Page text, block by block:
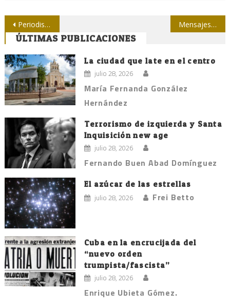
Navegación
de
entradas
Periodistas de fiesta en Mayabeque Mensajes a Obama
ÚLTIMAS PUBLICACIONES
La ciudad que late en el centro
julio 28, 2026
María Fernanda González
Hernández
Terrorismo de izquierda y Santa
Inquisición new age
julio 28, 2026
Fernando Buen Abad Domínguez
El azúcar de las estrellas
julio 28, 2026 Frei Betto
Cuba en la encrucijada del
“nuevo orden
trumpista/fascista”
julio 28, 2026
Enrique Ubieta Gómez.